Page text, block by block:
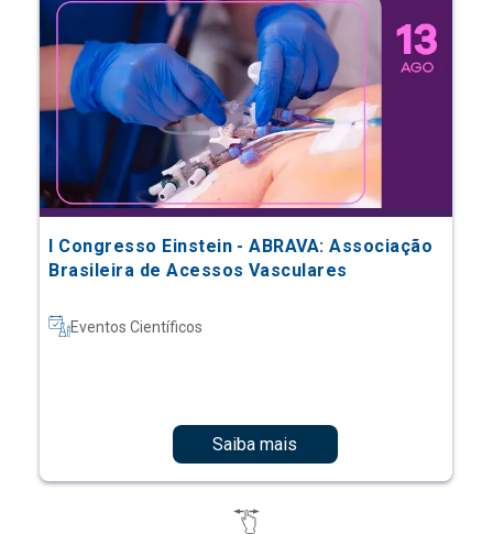
I Congresso Einstein - ABRAVA: Associação
Brasileira de Acessos Vasculares
Eventos Científicos
Saiba mais